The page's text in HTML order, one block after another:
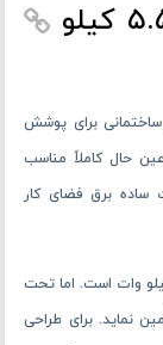
موتور برق دیزل ای تی کیو ۵.۵ کیلو
برای پوشش
‌حال کاملاً مناسب
ساده برق فضای کار
این موتور برق دیزل ای تی کیو مقدار ۵ کیلو وات است. اما تحت
۵.۵ کیلو وات را تأمین نماید. برای طراحی